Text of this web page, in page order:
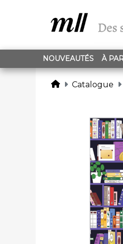
NOUVEAUTÉS À
Catalogue